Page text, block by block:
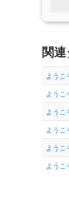
関
ようこ
ようこ
よう
ようこ
ようこ
ようこ